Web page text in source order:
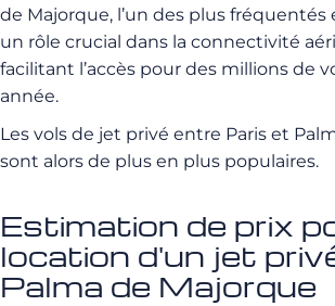
de Majorque, l’un des plus fréquentés
un rôle crucial dans la connectivité
facilitant l’accès pour des millions de
année.
Les vols de jet privé entre Paris et
sont alors de plus en plus populaires.
Estimation de prix
location d'un jet
Palma de Majorque